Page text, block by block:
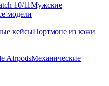
10/11Мужские
модели
кейсыПортмоне из кожи
AirpodsМеханические